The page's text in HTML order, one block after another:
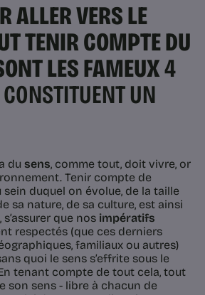
ALLER VERS LE
TENIR COMPTE DU
LES FAMEUX4
UN
du sens, comme tout, doit vivre, or
Tenir compte de
sein duquel on évolue, de la taille
sa nature, de sa culture, est ainsi
que nos impératifs
respectés (que ces derniers
familiaux ou autres)
quoi le sens s’effrite sous le
tenant compte de tout cela, tout
son sens - libre à chacun de